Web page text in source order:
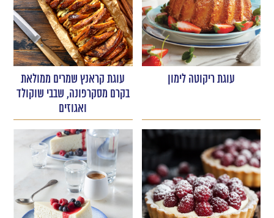
עוגת ריקוטה לימון
עוגת קראנץ שמרים ממולאת
בקרם מסקרפונה, שבבי שוקולד
ואגוזים